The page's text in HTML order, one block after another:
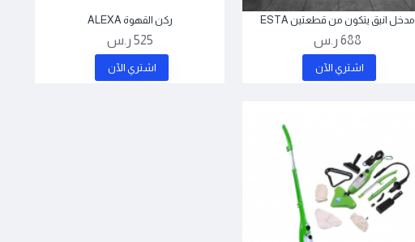
مدخل انيق يتكون من قطعتين ESTA
688 ر.س
اشتري اﻵن
ركن القهوة ALEXA
525 ر.س
اشتري اﻵن